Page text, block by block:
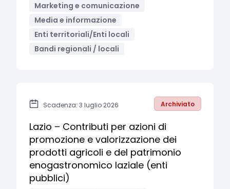
Marketing e comunicazione
Media e informazione
Enti territoriali/Enti locali
Bandi regionali / locali
Scadenza: 3 luglio 2026 Archiviato
Lazio – Contributi per azioni di
promozione e valorizzazione dei
prodotti agricoli e del patrimonio
enogastronomico laziale (enti
pubblici)